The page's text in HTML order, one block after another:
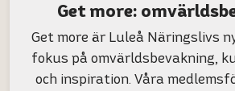
Get more:
Get more är Luleå Näringslivs
fokus på omvärldsbevakning,
och inspiration. Våra